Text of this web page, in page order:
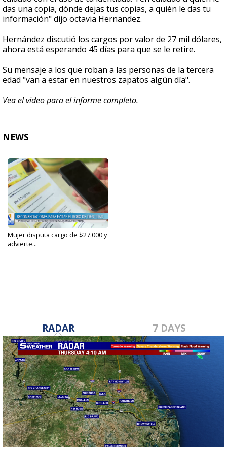
das una copia, dónde dejas tus copias, a quién le das tu
información" dijo octavia Hernandez.
Hernández discutió los cargos por valor de 27 mil dólares,
ahora está esperando 45 días para que se le retire.
Su mensaje a los que roban a las personas de la tercera
edad "van a estar en nuestros zapatos algún día".
Vea el video para el informe completo.
NEWS
Mujer disputa cargo de $27.000 y
advierte...
RADAR 7 DAYS